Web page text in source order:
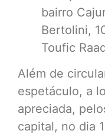
bairro
Bertolini,
Toufic
Além de
espetáculo, a
apreciada,
capital, no dia